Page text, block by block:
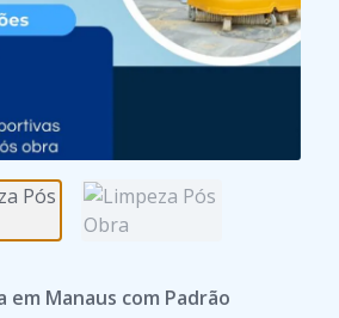
em Manaus com Padrão